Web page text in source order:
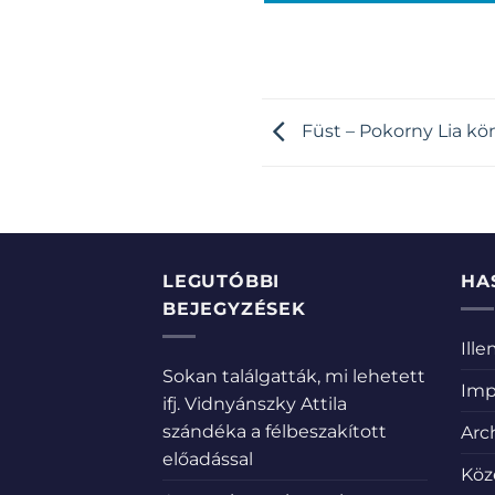
Füst – Pokorny Lia
LEGUTÓBBI
BEJEGYZÉSEK
Sokan találgatták, mi lehetett
ifj. Vidnyánszky Attila
szándéka a félbeszakított
előadással